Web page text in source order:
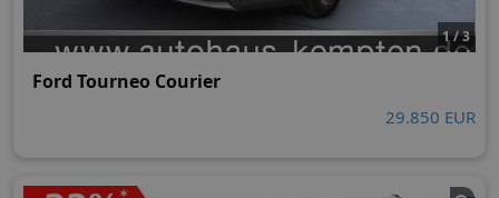
1 / 3
Ford Tourneo Courier
29.850 EUR